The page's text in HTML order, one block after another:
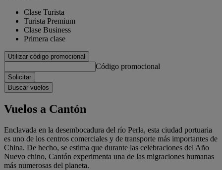
Clase Turista
Turista Premium
Clase Business
Primera clase
Utilizar código promocional
Código promocional
Solicitar
Buscar vuelos
Vuelos a Cantón
Enclavada en la desembocadura del río Perla, esta ciudad portuaria
es uno de los centros comerciales y de transporte más importantes de
China. De hecho, se estima que durante las celebraciones del Año
Nuevo chino, Cantón experimenta una de las migraciones humanas
más numerosas del planeta.